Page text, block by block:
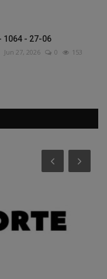
- 1064 - 27-06
Jun 27, 2026 0 153